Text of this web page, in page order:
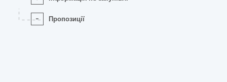
- Пропозиції